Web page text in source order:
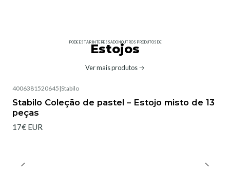
PODE ESTAR INTERESSADO NOUTROS PRODUTOS DE
Estojos
Ver mais produtos
4006381520645 |Stabilo
Stabilo Coleção de pastel – Estojo misto de 13
peças
17€ EUR